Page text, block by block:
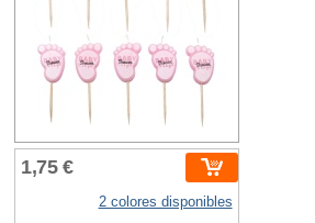
1,75 €
2 colores disponibles